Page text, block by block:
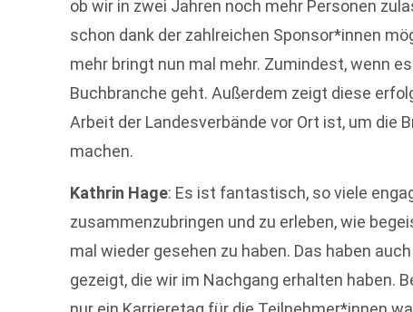
ob wir in zwei Jahren noch mehr Personen
schon dank der zahlreichen Sponsor*innen
mehr bringt nun mal mehr. Zumindest, wenn
Buchbranche geht. Außerdem zeigt diese
Arbeit der Landesverbände vor Ort ist, um die
machen.
Kathrin Hage: Es ist fantastisch, so viele
zusammenzubringen und zu erleben, wie
mal wieder gesehen zu haben. Das haben
gezeigt, die wir im Nachgang erhalten haben.